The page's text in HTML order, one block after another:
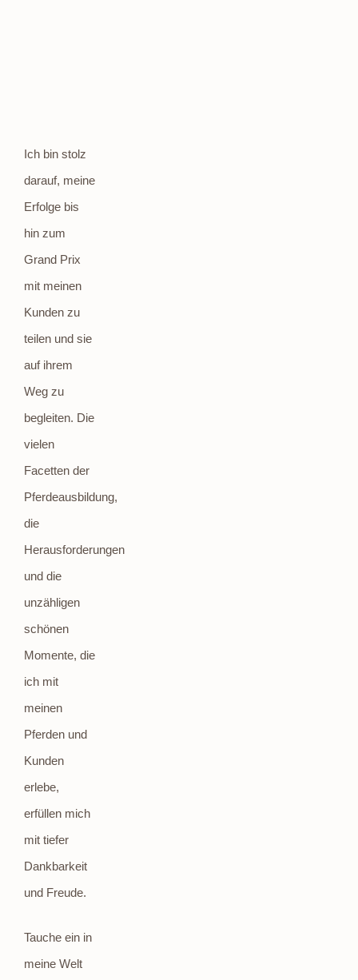
Ich bin stolz
darauf, meine
Erfolge bis
hin zum
Grand Prix
mit meinen
Kunden zu
teilen und sie
auf ihrem
Weg zu
begleiten. Die
vielen
Facetten der
Pferdeausbildung,
die
Herausforderungen
und die
unzähligen
schönen
Momente, die
ich mit
meinen
Pferden und
Kunden
erlebe,
erfüllen mich
mit tiefer
Dankbarkeit
und Freude.
Tauche ein in
meine Welt